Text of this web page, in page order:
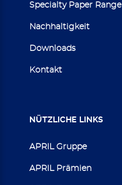
Specialty Paper Range
Nachhaltigkeit
Downloads
Kontakt
NÜTZLICHE LINKS
APRIL Gruppe
APRIL Prämien